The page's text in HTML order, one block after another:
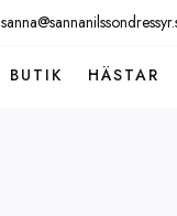
BUTIK HÄSTAR